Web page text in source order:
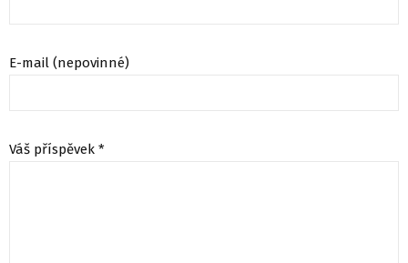
E-mail (nepovinné)
Váš příspěvek *